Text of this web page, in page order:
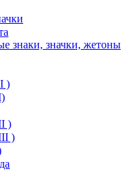
знаки, значки, жетоны
)
)
)